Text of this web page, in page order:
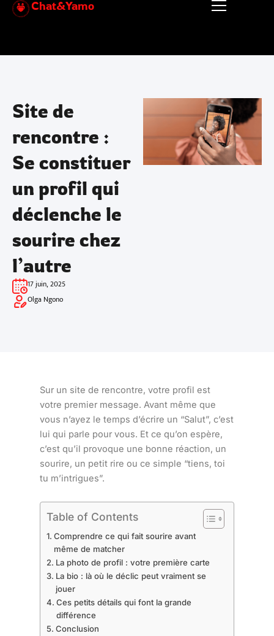
Aller
Chat&Yamo
Site de
rencontre :
Se constituer
un profil qui
déclenche le
sourire chez
l’autre
17 juin, 2025
Olga Ngono
Sur un site de rencontre, votre profil est
votre premier message. Avant même que
vous n’ayez le temps d’écrire un “Salut”, c’est
lui qui parle pour vous. Et ce qu’on espère,
c’est qu’il provoque une bonne réaction, un
sourire, un petit rire ou ce simple “tiens, toi
tu m’intrigues”.
Table of Contents
Comprendre ce qui fait sourire avant
même de matcher
La photo de profil : votre première carte
La bio : là où le déclic peut vraiment se
jouer
Ces petits détails qui font la grande
différence
Conclusion